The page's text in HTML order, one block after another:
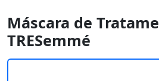
Máscara de
TRESemmé